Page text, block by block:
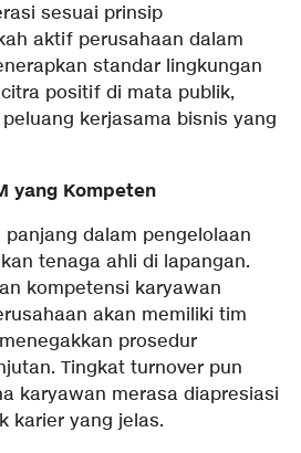
sesuai prinsip
aktif perusahaan dalam
standar lingkungan
positif di mata publik,
kerjasama bisnis yang
yang Kompeten
dalam pengelolaan
tenaga ahli di lapangan.
kompetensi karyawan
akan memiliki tim
prosedur
Tingkat turnover pun
karyawan merasa diapresiasi
karier yang jelas.